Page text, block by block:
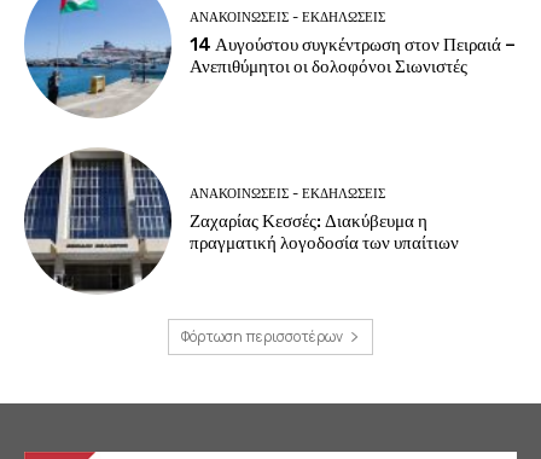
ΑΝΑΚΟΙΝΩΣΕΙΣ - ΕΚΔΗΛΩΣΕΙΣ
14 Αυγούστου συγκέντρωση στον Πειραιά –
Ανεπιθύμητοι οι δολοφόνοι Σιωνιστές
ΑΝΑΚΟΙΝΩΣΕΙΣ - ΕΚΔΗΛΩΣΕΙΣ
Ζαχαρίας Κεσσές: Διακύβευμα η
πραγματική λογοδοσία των υπαίτιων
Φόρτωση περισσοτέρων